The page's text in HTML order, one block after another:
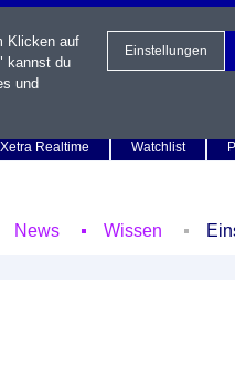
Xetra Realtime
Watchlist
News Wissen
Klicken auf
kannst du
und
Einstellungen